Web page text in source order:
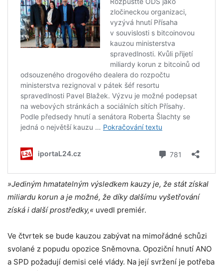
»Jediným hmatatelným výsledkem kauzy je, že stát získal
miliardu korun a je možné, že díky dalšímu vyšetřování
získá i další prostředky,« uvedl premiér.
Ve čtvrtek se bude kauzou zabývat na mimořádné schůzi
svolané z popudu opozice Sněmovna. Opoziční hnutí ANO
a SPD požadují demisi celé vlády. Na její svržení je potřeba